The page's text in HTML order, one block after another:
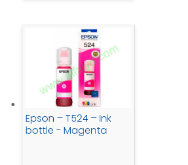
Epson – T524 – Ink
bottle - Magenta